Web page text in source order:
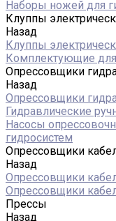
Наборы ножей для
Клуппы
Назад
Клуппы
Комплектующие
Опрессовщики
Назад
Опрессовщики
Гидравлические
Насосы
гидросистем
Опрессовщики
Назад
Опрессовщики
Опрессовщики
Прессы
Назад